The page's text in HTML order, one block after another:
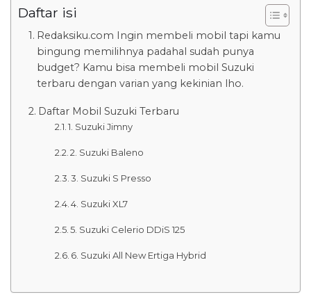
Daftar isi
Redaksiku.com Ingin membeli mobil tapi kamu
bingung memilihnya padahal sudah punya
budget? Kamu bisa membeli mobil Suzuki
terbaru dengan varian yang kekinian lho.
Daftar Mobil Suzuki Terbaru
1. Suzuki Jimny
2. Suzuki Baleno
3. Suzuki S Presso
4. Suzuki XL7
5. Suzuki Celerio DDiS 125
6. Suzuki All New Ertiga Hybrid